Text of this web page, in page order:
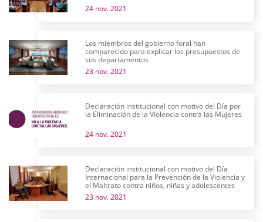
24 nov. 2021
Los miembros del gobierno foral han
comparecido para explicar los presupuestos de
sus departamentos
23 nov. 2021
Declaración institucional con motivo del Día por
la Eliminación de la Violencia contra las Mujeres
24 nov. 2021
Declaración institucional con motivo del Día
Internacional para la Prevención de la Violencia y
el Maltrato contra niños, niñas y adolescentes
23 nov. 2021